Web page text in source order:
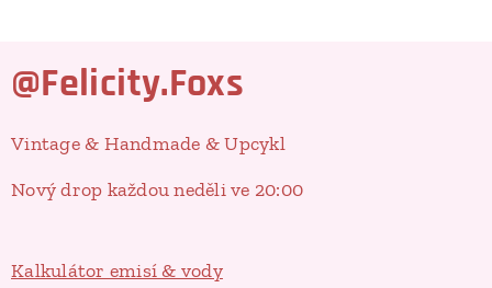
@Felicity.Foxs
Vintage & Handmade & Upcykl
Nový drop každou neděli ve 20:00
Kalkulátor emisí & vody